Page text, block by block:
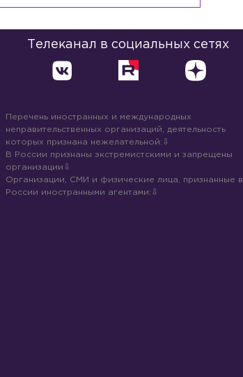
Телеканал в социальных сетях
Перечень иностранных и международных
неправительственных организаций, деятельность
которых признана нежелательной:
В России признаны экстремистскими и запрещены
организации
Организации, СМИ и физические лица, признанные в
России иностранными агентами: